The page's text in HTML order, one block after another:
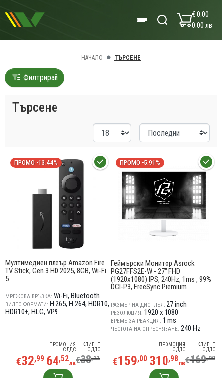
€ 0.00
0.00 лв
НАЧАЛО ТЪРСЕНЕ
Филтрирай
Търсене
ПРОМО -13.44%
Мултимедиен плеър Amazon Fire
TV Stick, Gen.3 HD 2025, 8GB, Wi-Fi
5
МРЕЖОВА ВРЪЗКА: Wi-Fi Bluetooth
ВИДЕО ФОРМАТИ: H.265 H.264 HDR10
HDR10+ HLG VP9
ПРОМОЦИЯ
С ДДС
€32,99 64,52лв
КЛИЕНТ
С ДДС
€38,11
ПРОМО -5.91%
Геймърски Монитор Asrock
PG27FFS2E-W - 27" FHD
(1920x1080) IPS, 240Hz, 1ms , 99%
DCI-P3, FreeSync Premium
РАЗМЕР НА ДИСПЛЕЯ: 27 inch
РЕЗОЛЮЦИЯ: 1920 x 1080
ВРЕМЕ ЗА РЕАКЦИЯ: 1 ms
ЧЕСТОТА НА ОПРЕСНЯВАНЕ: 240 Hz
ПРОМОЦИЯ
С ДДС
€159,00 310,98лв
КЛИЕНТ
С ДДС
€169,00